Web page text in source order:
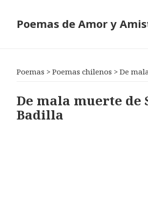
Poemas de Amor y
Poemas >Poemas chilenos >De
De mala muerte de
Badilla